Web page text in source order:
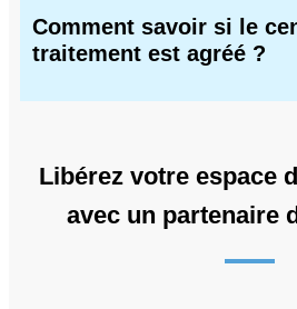
Comment savoir si le
traitement est agréé ?
Libérez votre espace
avec un partenaire